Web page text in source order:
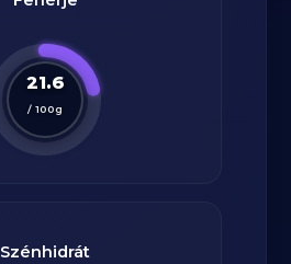
21.6
/ 100g
Szénhidrát